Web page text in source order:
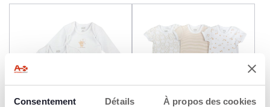
Consentement Détails À propos des cookies